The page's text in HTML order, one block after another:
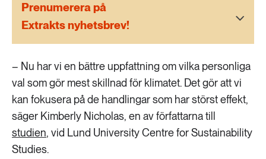
189 ARTIKLAR
Transport
Vatten
Prenumerera på
Extrakts nyhetsbrev!
– Nu har vi en bättre uppfattning om vilka personliga
val som gör mest skillnad för klimatet. Det gör att vi
kan fokusera på de handlingar som har störst effekt,
säger Kimberly Nicholas, en av författarna till
studien, vid Lund University Centre for Sustainability
Studies.